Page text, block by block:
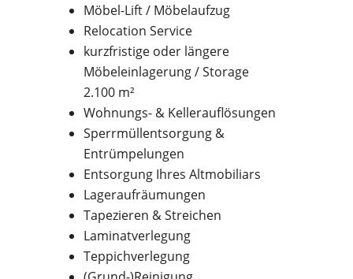
Möbel-Lift / Möbelaufzug
Relocation Service
kurzfristige oder längere
Möbeleinlagerung / Storage
2.100 m²
Wohnungs- & Kellerauflösungen
Sperrmüllentsorgung &
Entrümpelungen
Entsorgung Ihres Altmobiliars
Lageraufräumungen
Tapezieren & Streichen
Laminatverlegung
Teppichverlegung